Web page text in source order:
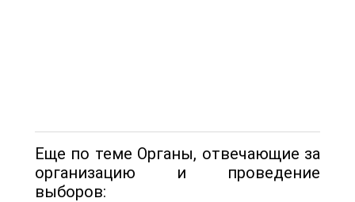
Еще по теме Органы, отвечающие за
организацию и проведение
выборов: